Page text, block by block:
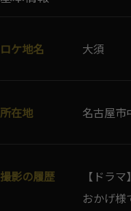
ロケ地名 大須
所在地 名古屋市
撮影の履歴
【ドラマ
おかげ様